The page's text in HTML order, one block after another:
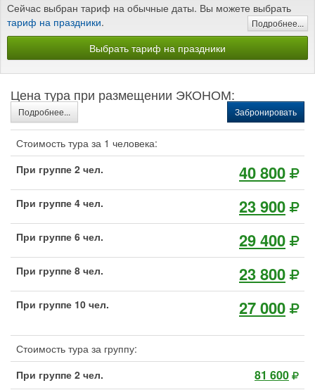
Сейчас выбран тариф на обычные даты. Вы можете выбрать
тариф на праздники. Подробнее...
Выбрать тариф на праздники
Цена тура при размещении ЭКОНОМ:
Подробнее... Забронировать
Стоимость тура за 1 человека:
При группе 2 чел.
40 800
При группе 4 чел. 23 900
При группе 6 чел. 29 400
При группе 8 чел. 23 800
При группе 10 чел. 27 000
Стоимость тура за группу:
При группе 2 чел.
81 600